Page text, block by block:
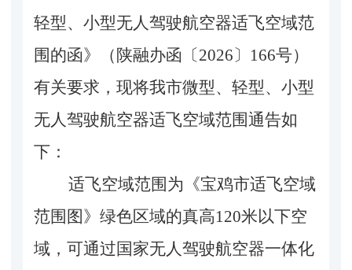
轻型、小型无人驾驶航空器适飞空域范
围的函》（陕融办函〔2026〕166号）
有关要求，现将我市微型、轻型、小型
无人驾驶航空器适飞空域范围通告如
下：
适飞空域范围为《宝鸡市适飞空域
范围图》绿色区域的真高120米以下空
域，可通过国家无人驾驶航空器一体化